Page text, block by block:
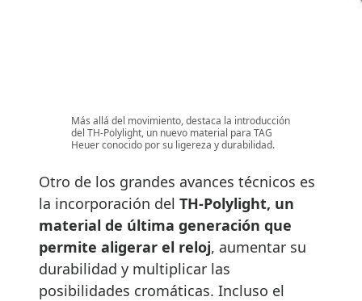
Más allá del movimiento, destaca la introducción
del TH-Polylight, un nuevo material para TAG
Heuer conocido por su ligereza y durabilidad.
Otro de los grandes avances técnicos es
la incorporación del TH-Polylight, un
material de última generación que
permite aligerar el reloj, aumentar su
durabilidad y multiplicar las
posibilidades cromáticas. Incluso el